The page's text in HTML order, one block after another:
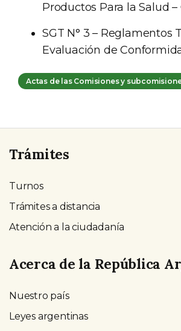
Productos Para la Salud –
SGT N° 3 – Reglamentos
Evaluación de
Actas de las Comisiones y
Trámites
Turnos
Trámites a distancia
Atención a la ciudadanía
Acerca de la República
Nuestro país
Leyes argentinas